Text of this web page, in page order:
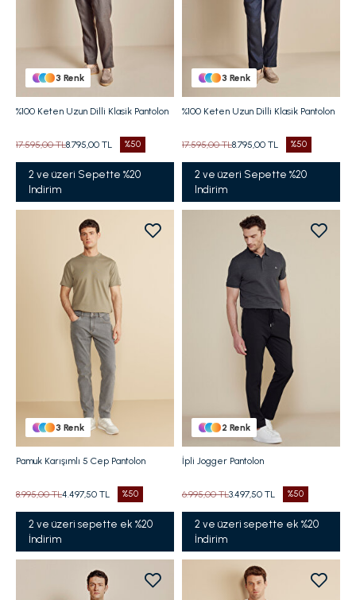
3 Renk
%100 Keten Uzun Dilli Klasik Pantolon
17.595,00 TL8.795,00 TL %50
2 ve üzeri Sepette %20
Indirim
3 Renk
%100 Keten Uzun Dilli Klasik Pantolon
17.595,00 TL8.795,00 TL %50
2 ve üzeri Sepette %20
Indirim
3 Renk
Pamuk Karışımlı 5 Cep Pantolon
8.995,00 TL4.497,50 TL %50
2 ve üzeri sepette ek %20
İndirim
2 Renk
İpli Jogger Pantolon
6.995,00 TL3.497,50 TL %50
2 ve üzeri sepette ek %20
İndirim